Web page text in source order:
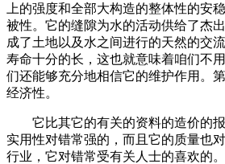
上的强度和全部大构造的整体性的安
被性。它的缝隙为水的活动供给了杰
成了土地以及水之间进行的天然的交
寿命十分的长，这也就意味着咱们不
们还能够充分地相信它的维护作用。
经济性。
它比其它的有关的资料的造价的
实用性对错常强的，而且它的质量也
行业，它对错常受有关人士的喜欢的